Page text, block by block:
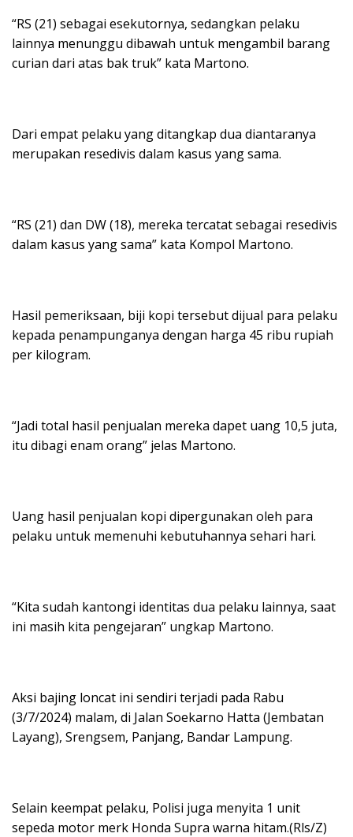
“RS (21) sebagai esekutornya, sedangkan pelaku
lainnya menunggu dibawah untuk mengambil barang
curian dari atas bak truk” kata Martono.
Dari empat pelaku yang ditangkap dua diantaranya
merupakan resedivis dalam kasus yang sama.
“RS (21) dan DW (18), mereka tercatat sebagai resedivis
dalam kasus yang sama” kata Kompol Martono.
Hasil pemeriksaan, biji kopi tersebut dijual para pelaku
kepada penampunganya dengan harga 45 ribu rupiah
per kilogram.
“Jadi total hasil penjualan mereka dapet uang 10,5 juta,
itu dibagi enam orang” jelas Martono.
Uang hasil penjualan kopi dipergunakan oleh para
pelaku untuk memenuhi kebutuhannya sehari hari.
“Kita sudah kantongi identitas dua pelaku lainnya, saat
ini masih kita pengejaran” ungkap Martono.
Aksi bajing loncat ini sendiri terjadi pada Rabu
(3/7/2024) malam, di Jalan Soekarno Hatta (Jembatan
Layang), Srengsem, Panjang, Bandar Lampung.
Selain keempat pelaku, Polisi juga menyita 1 unit
sepeda motor merk Honda Supra warna hitam.(Rls/Z)